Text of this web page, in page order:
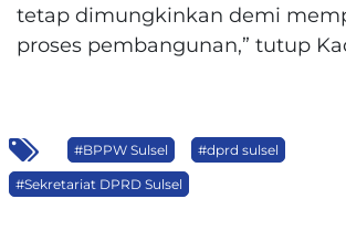
tetap dimungkinkan demi
proses pembangunan,” tutup
#BPPW Sulsel #dprd sulsel
#Sekretariat DPRD Sulsel